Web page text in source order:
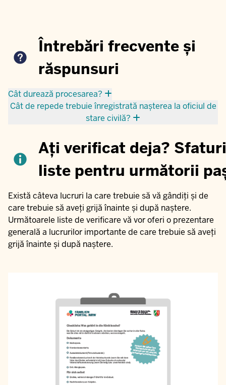
Întrebări frecvente și
răspunsuri
Cât durează procesarea?
Cât de repede trebuie înregistrată nașterea la oficiul de
stare civilă?
Ați verificat deja?
liste pentru următorii
Există câteva lucruri la care trebuie să vă gândiți și de
care trebuie să aveți grijă înainte și după naștere.
Următoarele liste de verificare vă vor oferi o prezentare
generală a lucrurilor importante de care trebuie să aveți
grijă înainte și după naștere.